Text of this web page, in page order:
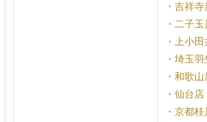
・吉祥寺
・二子
・上小
・埼玉
・和歌山
・仙台店
・京都